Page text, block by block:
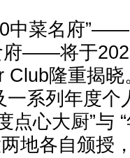
中菜名府”——
府——将于
Club隆重揭
一系列年度
点心大厨”与
地各自颁授